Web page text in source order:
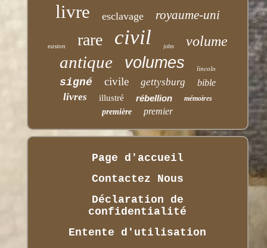
livre esclavage royaume-uni
easton rare civil john volume
antique volumes lincoln
signé civile gettysburg bible
livres illustré rébellion mémoires
première premier
Page d'accueil
Contactez Nous
Déclaration de
confidentialité
Entente d'utilisation